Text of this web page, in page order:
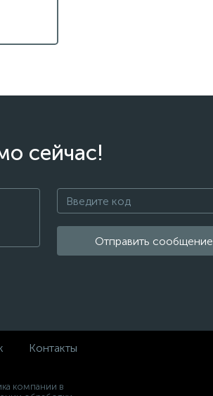
сейчас!
Отправить сообщение
Контакты
компании в